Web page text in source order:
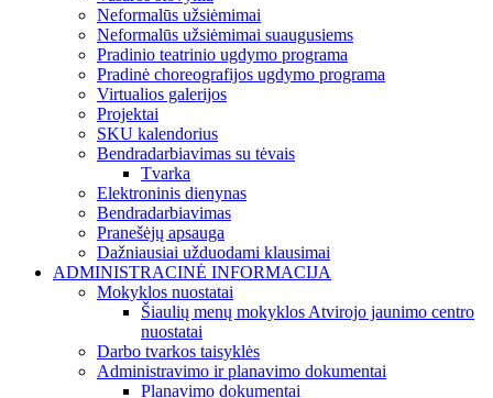
Neformalūs užsiėmimai
Neformalūs užsiėmimai suaugusiems
Pradinio teatrinio ugdymo programa
Pradinė choreografijos ugdymo programa
Virtualios galerijos
Projektai
SKU kalendorius
Bendradarbiavimas su tėvais
Tvarka
Elektroninis dienynas
Bendradarbiavimas
Pranešėjų apsauga
Dažniausiai užduodami klausimai
ADMINISTRACINĖ INFORMACIJA
Mokyklos nuostatai
Šiaulių menų mokyklos Atvirojo jaunimo centro
nuostatai
Darbo tvarkos taisyklės
Administravimo ir planavimo dokumentai
Planavimo dokumentai